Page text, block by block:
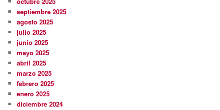
septiembre 2025
agosto 2025
julio 2025
junio 2025
mayo 2025
abril 2025
marzo 2025
febrero 2025
enero 2025
diciembre 2024